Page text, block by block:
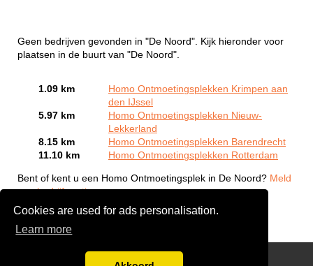
Cookies are used for ads personalisation.
Learn more
Geen bedrijven gevonden in "De Noord". Kijk hieronder voor
plaatsen in de buurt van "De Noord".
1.09 km
Homo Ontmoetingsplekken Krimpen aan
den IJssel
5.97 km
Homo Ontmoetingsplekken Nieuw-
Lekkerland
8.15 km
Homo Ontmoetingsplekken Barendrecht
11.10 km
Homo Ontmoetingsplekken Rotterdam
Bent of kent u een Homo Ontmoetingsplek in De Noord? Meld
een bedrijf gratis aan